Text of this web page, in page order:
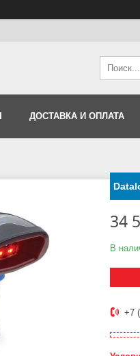
ДОСТАВКА И ОПЛАТА
34
В
+7